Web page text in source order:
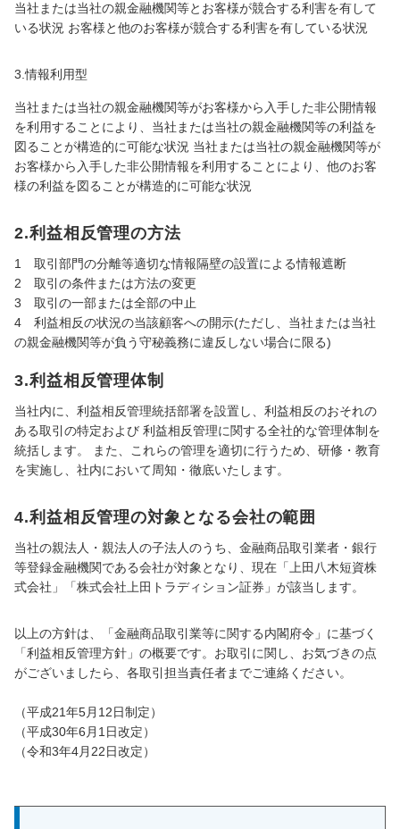
当社または当社の親金融機関等とお客様が競合する利害を有して
いる状況 お客様と他のお客様が競合する利害を有している状況
3.情報利用型
当社または当社の親金融機関等がお客様から入手した非公開情報
を利用することにより、当社または当社の親金融機関等の利益を
図ることが構造的に可能な状況 当社または当社の親金融機関等が
お客様から入手した非公開情報を利用することにより、他のお客
様の利益を図ることが構造的に可能な状況
2.利益相反管理の方法
1 取引部門の分離等適切な情報隔壁の設置による情報遮断
2 取引の条件または方法の変更
3 取引の一部または全部の中止
4 利益相反の状況の当該顧客への開示(ただし、当社または当社
の親金融機関等が負う守秘義務に違反しない場合に限る)
3.利益相反管理体制
当社内に、利益相反管理統括部署を設置し、利益相反のおそれの
ある取引の特定および 利益相反管理に関する全社的な管理体制を
統括します。 また、これらの管理を適切に行うため、研修・教育
を実施し、社内において周知・徹底いたします。
4.利益相反管理の対象となる会社の範囲
当社の親法人・親法人の子法人のうち、金融商品取引業者・銀行
等登録金融機関である会社が対象となり、現在「上田八木短資株
式会社」「株式会社上田トラディション証券」が該当します。
以上の方針は、「金融商品取引業等に関する内閣府令」に基づく
「利益相反管理方針」の概要です。お取引に関し、お気づきの点
がございましたら、各取引担当責任者までご連絡ください。
（平成21年5月12日制定）
（平成30年6月1日改定）
（令和3年4月22日改定）